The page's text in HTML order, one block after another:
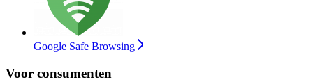
Google Safe Browsing
Voor consumenten